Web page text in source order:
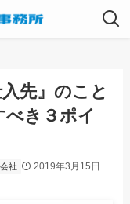
先』のこと
き３ポイ
社 2019年3月15日